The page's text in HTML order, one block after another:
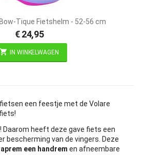
Tique Fietshelm - 52-56 cm
€24,95
IN WINKELWAGEN
een feestje met de Volare
Daarom heeft deze gave fiets een
bescherming van de vingers. Deze
een handrem en afneembare